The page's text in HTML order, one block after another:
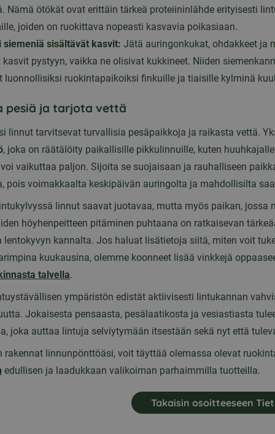
Nämä ötökät ovat erittäin tärkeä proteiininlähde erityisesti
joiden on ruokittava nopeasti kasvavia poikasiaan.
siemeniä sisältävät kasvit: Jätä auringonkukat, ohdakkeet ja
pystyyn, vaikka ne olisivat kukkineet. Niiden
luonnollisiksi ruokintapaikoiksi finkuille ja tiaisille kylminä
pesiä ja tarjota vettä
linnut tarvitsevat turvallisia pesäpaikkoja ja raikasta vettä.
, joka on räätälöity paikallisille pikkulinnuille, kuten
vaikuttaa paljon. Sijoita se suojaisaan ja rauhalliseen
pois voimakkaalta keskipäivän auringolta ja mahdollisilta
linnut saavat juotavaa, mutta myös paikan, jossa
höyhenpeitteen pitäminen puhtaana on ratkaisevan
lentokyvyn kannalta. Jos haluat lisätietoja siitä, miten voit
kuukausina, olemme koonneet lisää vinkkejä
talvella.
ympäristön edistät aktiivisesti lintukannan
Jokaisesta pensaasta, pesälaatikosta ja vesiastiasta
joka auttaa lintuja selviytymään itsestään sekä nyt että
rakennat linnunpönttöäsi, voit täyttää olemassa olevat
edullisen ja laadukkaan valikoiman parhaimmilla tuotteilla.
Takaisin osoitteeseen